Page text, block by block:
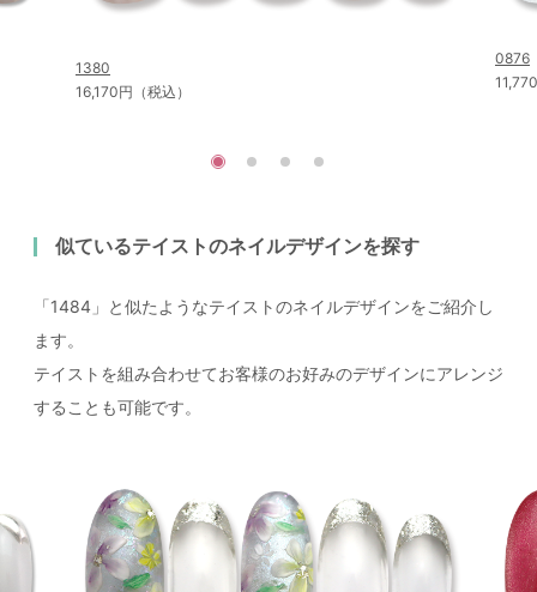
1380
16,170円（税込）
0876
似ているテイストのネイルデザインを探す
「1484」と似たようなテイストのネイルデザインをご紹介し
ます。
テイストを組み合わせてお客様のお好みのデザインにアレンジ
することも可能です。